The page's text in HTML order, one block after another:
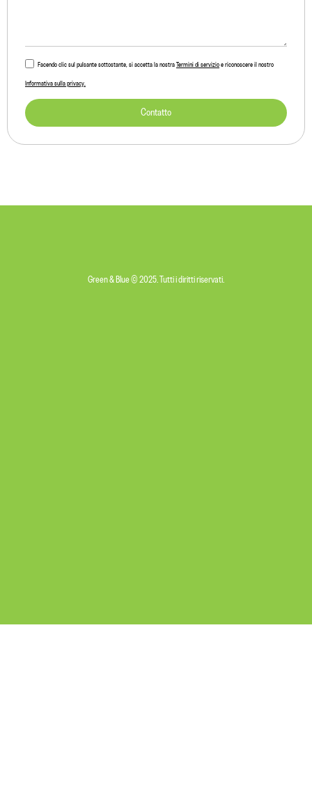
Facendo clic sul pulsante sottostante, si accetta la nostra Termini di servizio e riconoscere il nostro
Informativa sulla privacy.
Contatto
Green & Blue © 2025. Tutti i diritti riservati.